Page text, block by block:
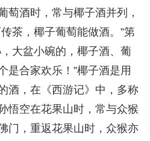
萄酒时，常与椰子酒并列，
茶，椰子葡萄能做酒。”第
大盆小碗的，椰子酒、葡
是合家欢乐！”椰子酒是用
酒，在《西游记》中，多称
孙悟空在花果山时，常与众猴
门，重返花果山时，众猴亦